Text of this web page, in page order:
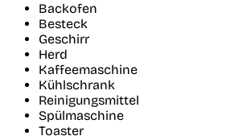
Backofen
Besteck
Geschirr
Herd
Kaffeemaschine
Kühlschrank
Reinigungsmittel
Spülmaschine
Toaster